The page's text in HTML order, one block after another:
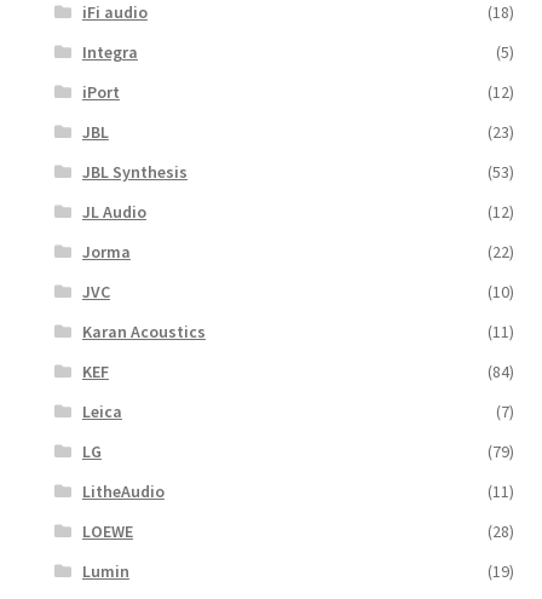
iFi audio
(18)
Integra
(5)
iPort
(12)
JBL
(23)
JBL Synthesis
(53)
JL Audio
(12)
Jorma
(22)
JVC
(10)
Karan Acoustics
(11)
KEF
(84)
Leica
(7)
LG
(79)
LitheAudio
(11)
LOEWE
(28)
Lumin
(19)